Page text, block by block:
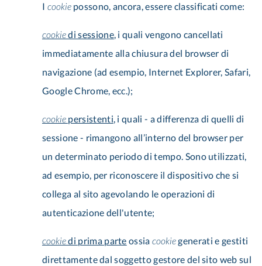
I cookiepossono, ancora, essere classificati come:
cookiedi sessione, i quali vengono cancellati
immediatamente alla chiusura del browser di
navigazione (ad esempio, Internet Explorer, Safari,
Google Chrome, ecc.);
cookie persistenti, i quali - a differenza di quelli di
sessione - rimangono all’interno del browser per
un determinato periodo di tempo. Sono utilizzati,
ad esempio, per riconoscere il dispositivo che si
collega al sito agevolando le operazioni di
autenticazione dell'utente;
cookiedi prima parte ossiacookiegenerati e gestiti
direttamente dal soggetto gestore del sito web sul